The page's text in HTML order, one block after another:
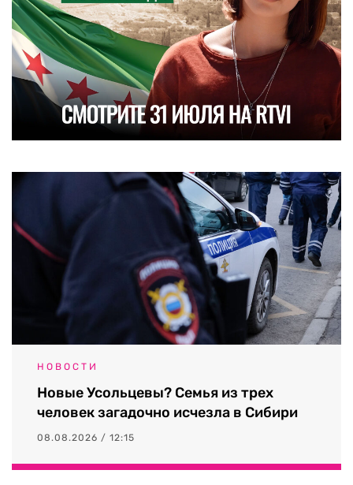
НОВОСТИ
Новые Усольцевы? Семья из трех
человек загадочно исчезла в Сибири
08.08.2026 / 12:15